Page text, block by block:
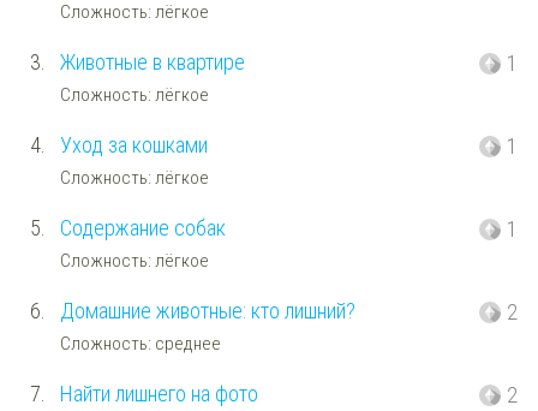
Сложность: лёгкое
3. Животные в квартире
Сложность: лёгкое
1
4. Уход за кошками
Сложность: лёгкое
1
5. Содержание собак
Сложность: лёгкое
1
6. Домашние животные: кто лишний?
Сложность: среднее
2
7. Найти лишнего на фото 2